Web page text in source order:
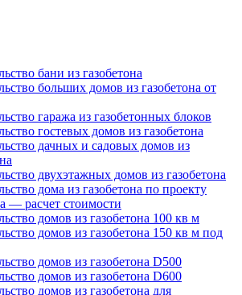
бани из газобетона
больших домов из газобетона от
гаража из газобетонных блоков
гостевых домов из газобетона
дачных и садовых домов из
двухэтажных домов из газобетона
дома из газобетона по проекту
— расчет стоимости
домов из газобетона 100 кв м
домов из газобетона 150 кв м под
домов из газобетона D500
домов из газобетона D600
домов из газобетона для